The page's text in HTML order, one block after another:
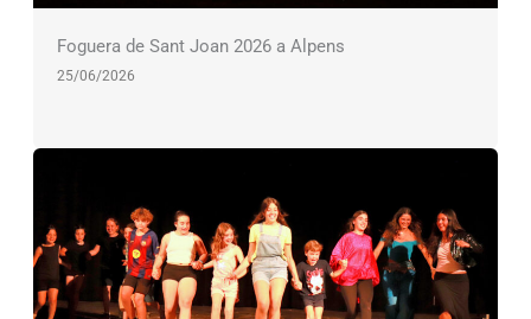
Foguera de Sant Joan 2026 a Alpens
25/06/2026